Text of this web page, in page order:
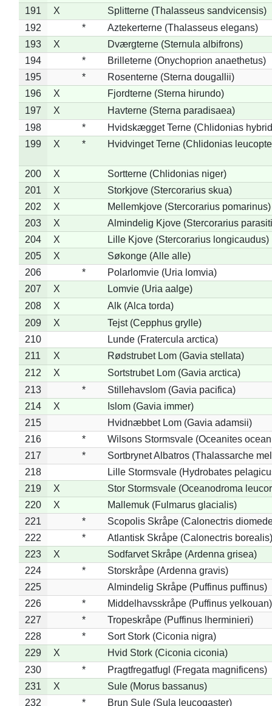
191
X
Splitterne (Thalasseus sandvicensis)
192
*
Aztekerterne (Thalasseus elegans)
193
X
Dværgterne (Sternula albifrons)
194
*
Brilleterne (Onychoprion anaethetus)
195
*
Rosenterne (Sterna dougallii)
196
X
Fjordterne (Sterna hirundo)
197
X
Havterne (Sterna paradisaea)
198
*
Hvidskægget Terne (Chlidonias
199
X * Hvidvinget Terne (Chlidonias
200 X
Sortterne (Chlidonias niger)
201
X
Storkjove (Stercorarius skua)
202
X
Mellemkjove (Stercorarius pomarinus)
203
X
Almindelig Kjove (Stercorarius
204
X
Lille Kjove (Stercorarius longicaudus)
205
X
Søkonge (Alle alle)
206
*
Polarlomvie (Uria lomvia)
207
X
Lomvie (Uria aalge)
208
X
Alk (Alca torda)
209
X
Tejst (Cepphus grylle)
210
Lunde (Fratercula arctica)
211
X
Rødstrubet Lom (Gavia stellata)
212
X
Sortstrubet Lom (Gavia arctica)
213
*
Stillehavslom (Gavia pacifica)
214
X
Islom (Gavia immer)
215
Hvidnæbbet Lom (Gavia adamsii)
216
*
Wilsons Stormsvale (Oceanites
217
*
Sortbrynet Albatros (Thalassarche
218
Lille Stormsvale (Hydrobates
219
X
Stor Stormsvale (Oceanodroma
220
X
Mallemuk (Fulmarus glacialis)
221
*
Scopolis Skråpe (Calonectris
222
*
Atlantisk Skråpe (Calonectris borealis)
223
X
Sodfarvet Skråpe (Ardenna grisea)
224
*
Storskråpe (Ardenna gravis)
225
Almindelig Skråpe (Puffinus puffinus)
226
*
Middelhavsskråpe (Puffinus yelkouan)
227
*
Tropeskråpe (Puffinus lherminieri)
228
*
Sort Stork (Ciconia nigra)
229
X
Hvid Stork (Ciconia ciconia)
230
*
Pragtfregatfugl (Fregata magnificens)
231
X
Sule (Morus bassanus)
232
* Brun Sule (Sula leucogaster)